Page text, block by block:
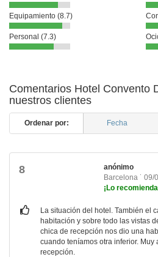
Equipamiento (8.7)
Personal (7.3)
Comentarios Hotel Convento
nuestros clientes
Ordenar por: Fecha
8
anónimo
Barcelona ˙ 09/
¡Lo
La situación del hotel. También el
habitación y sobre todo las vistas
chica de recepción nos dio una
cuando teníamos otra inferior. Muy
recepción.